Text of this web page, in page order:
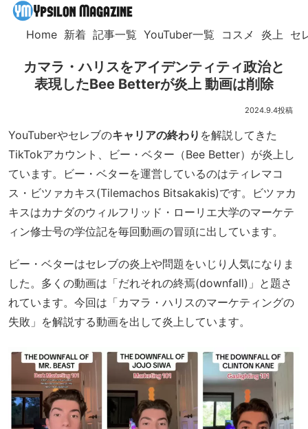
Home 新着 記事一覧 YouTuber一覧 コスメ 炎上 セ
カマラ・ハリスをアイデンティティ政治と
表現したBee Betterが炎上 動画は削除
2024.9.4
YouTuberやセレブのキャリアの終わり を解説してきた
TikTokアカウント、ビー・ベター（Bee Better）が炎上し
ています。ビー・ベターを運営しているのはティレマコ
ス・ビツァカキス(Tilemachos Bitsakakis)です。ビツァカ
キスはカナダのウィルフリッド・ローリエ大学のマーケテ
ィン修士号の学位記を毎回動画の冒頭に出しています。
ビー・ベターはセレブの炎上や問題をいじり人気になりま
した。多くの動画は「だれそれの終焉(downfall)」と題さ
れています。今回は「カマラ・ハリスのマーケティングの
失敗」を解説する動画を出して炎上しています。